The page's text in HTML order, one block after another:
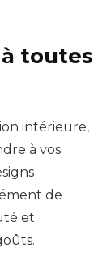
toutes
intérieure,
à vos
de
et